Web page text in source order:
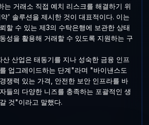
는 거래소 직접 예치 리스크를 해결하기 위
' 솔루션을 제시한 것이 대표적이다. 이는
할 수 있는 제3의 수탁은행에 보관한 상태
성을 활용해 거래할 수 있도록 지원하는 구
산업은 태동기를 지나 성숙한 금융 인프
업그레이드하는 단계"라며 "바이낸스도
쟁력 있는 가격, 안전한 보안 인프라를 바
들의 다양한 니즈를 충족하는 포괄적인 생
것"이라고 말했다.